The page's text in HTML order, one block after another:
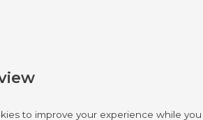
to improve your experience while you